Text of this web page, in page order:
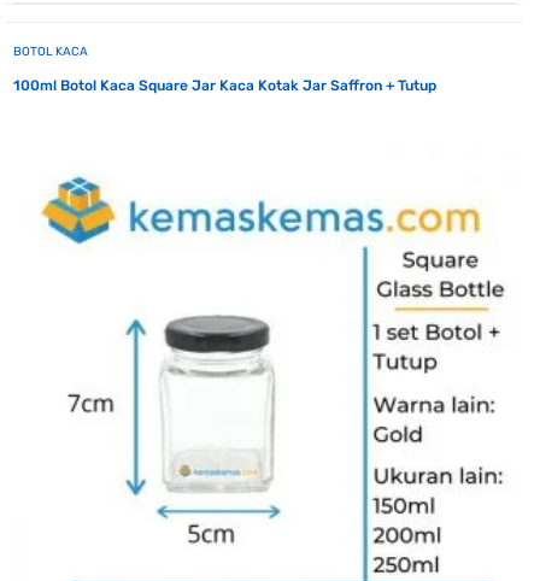
BOTOL KACA
100ml Botol Kaca Square Jar Kaca Kotak Jar Saffron + Tutup